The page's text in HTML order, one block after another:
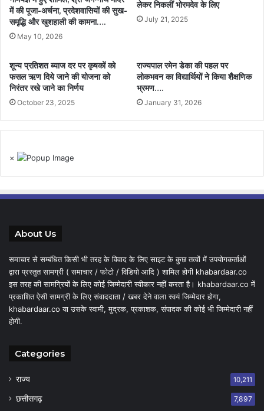
में की पूजा-अर्चना, प्रदेशवासियों की सुख-
समृद्धि और खुशहाली की कामना….
May 10, 2026
लेकर निकलीं भोरमदेव के लिए
July 21, 2025
शून्य प्रतिशत ब्याज दर पर कृषकों को
फसल ऋण दिये जाने की योजना को
निरंतर रखे जाने का निर्णय
October 23, 2025
राज्यपाल रमेन डेका की पहल पर
लोकभवन का विद्यार्थियों ने किया शैक्षणिक
भ्रमण….
January 31, 2026
×
About Us
समाचार से सम्बंधित किसी भी तरह के विवाद के लिए साइट के कुछ तत्वों में उपयोगकर्ताओं
द्वारा प्रस्तुत सामग्री ( समाचार / फोटो / विडियो आदि ) शामिल होगी khabardaar.co
इस तरह की सामग्रियों के लिए कोई जिम्मेदारी स्वीकार नहीं करता है। khabardaar.co में
प्रकाशित ऐसी सामग्री के लिए संवाददाता / खबर देने वाला स्वयं जिम्मेदार होगा,
khabardaar.co या उसके स्वामी, मुद्रक, प्रकाशक, संपादक की कोई भी जिम्मेदारी नहीं
होगी.
Categories
राज्य 10,211
छत्तीसगढ़ 7,897